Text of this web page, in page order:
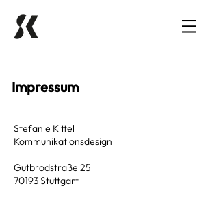
Impressum
Stefanie Kittel
Kommunikationsdesign
Gutbrodstraße 25
70193 Stuttgart